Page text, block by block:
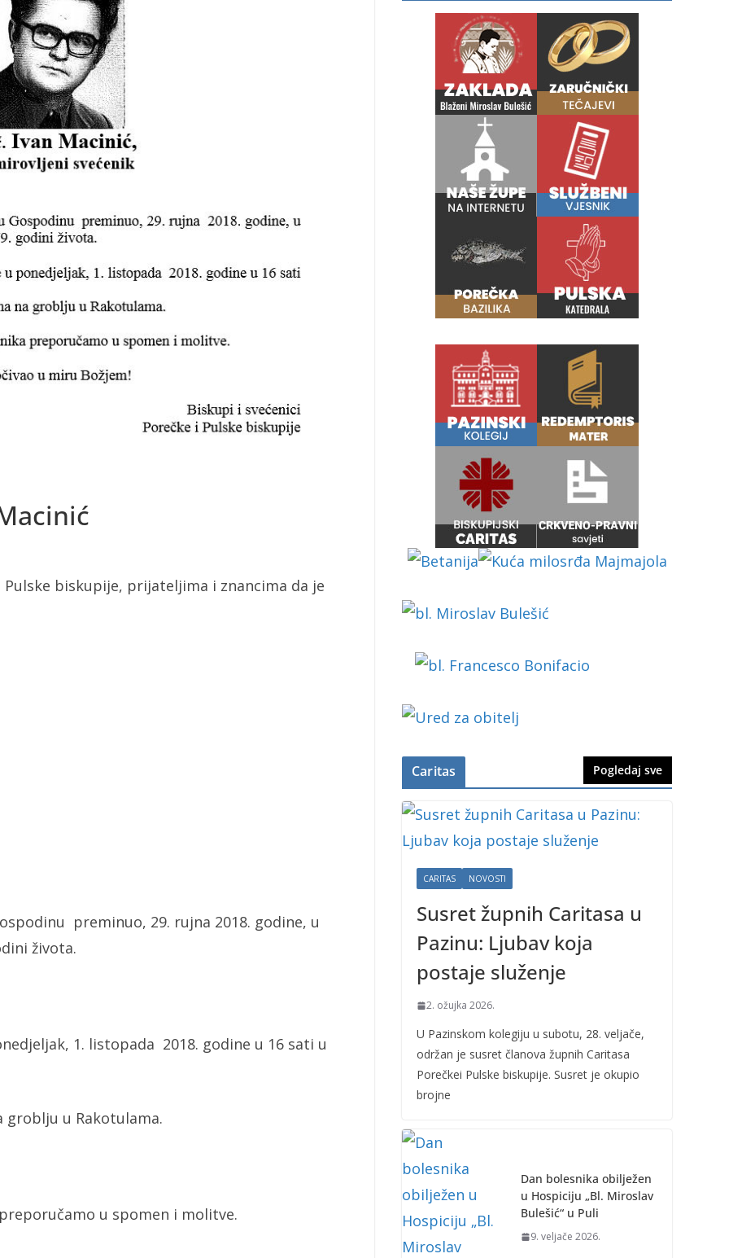
Pulske biskupije, prijateljima i znancima da je
preminuo, 29. rujna 2018. godine, u
života.
1. listopada 2018. godine u 16 sati u
u Rakotulama.
u spomen i molitve.
Caritas Pogledaj sve
CARITAS NOVOSTI
Susret župnih Caritasa u
Pazinu: Ljubav koja
postaje služenje
2. ožujka 2026.
U Pazinskom kolegiju u subotu, 28. veljače,
održan je susret članova župnih Caritasa
Porečkei Pulske biskupije. Susret je okupio
brojne
Dan bolesnika obilježen
u Hospiciju „Bl. Miroslav
Bulešić“ u Puli
9. veljače 2026.